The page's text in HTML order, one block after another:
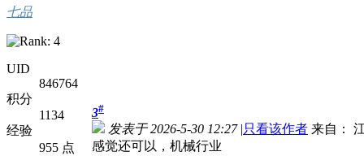
七品
UID
846764
积分
1134
经验
955 点
3#
发表于 2026-5-30 12:27 |只看该作者 来自：
感觉还可以，机械行业